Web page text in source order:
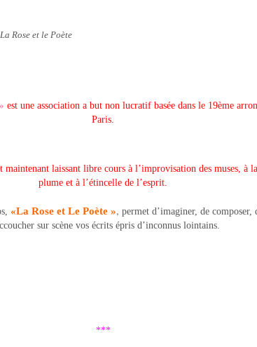
Rose et le Poète
est une association a but non lucratif basée dans le 19ème
Paris.
maintenant laissant libre cours à l’improvisation des muses, à
plume et à l’étincelle de l’esprit.
«La Rose et Le Poète », permet d’imaginer, de composer,
sur scène vos écrits épris d’inconnus lointains.
***